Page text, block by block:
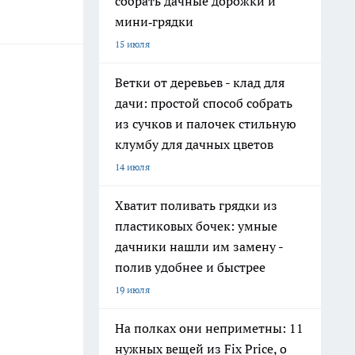
мини‑грядки
15 июля
Ветки от деревьев - клад для
дачи: простой способ собрать
из сучков и палочек стильную
клумбу для дачных цветов
14 июля
Хватит поливать грядки из
пластиковых бочек: умные
дачники нашли им замену -
полив удобнее и быстрее
19 июля
На полках они неприметны: 11
нужных вещей из Fix Price, о